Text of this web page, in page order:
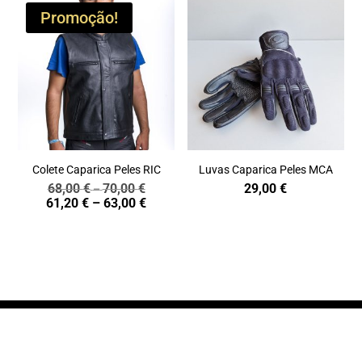
Promoção!
Colete Caparica Peles RIC
68,00€–70,00€Price
range:
61,20€ – 63,00€Price
Luvas Caparica Peles MCA
29,00€